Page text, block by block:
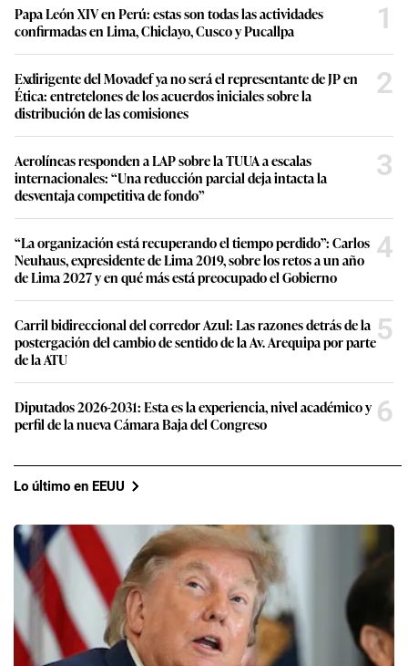
Papa León XIV en Perú: estas son todas las actividades
confirmadas en Lima, Chiclayo, Cusco y Pucallpa
1
Exdirigente del Movadef ya no será el representante de JP en
Ética: entretelones de los acuerdos iniciales sobre la
distribución de las comisiones
2
Aerolíneas responden a LAP sobre la TUUA a escalas
internacionales: “Una reducción parcial deja intacta la
desventaja competitiva de fondo”
3
“La organización está recuperando el tiempo perdido”: Carlos
Neuhaus, expresidente de Lima 2019, sobre los retos a un año
de Lima 2027 y en qué más está preocupado el Gobierno
4
Carril bidireccional del corredor Azul: Las razones detrás de la
postergación del cambio de sentido de la Av. Arequipa por parte
de la ATU
5
Diputados 2026-2031: Esta es la experiencia, nivel académico y
perfil de la nueva Cámara Baja del Congreso
6
Lo último en EEUU